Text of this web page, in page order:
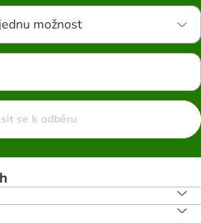
možnost
se k odběru